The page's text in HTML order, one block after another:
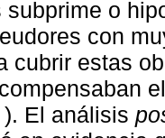
subprime o
con
cubrir estas
El análisis